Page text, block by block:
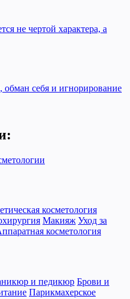
не чертой характера, а
себя и игнорирование
косметология
Макияж Уход за
косметология
и педикюр Брови и
Парикмахерское